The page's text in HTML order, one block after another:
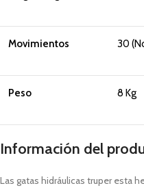
Movimientos 30
Peso 8 Kg
Información del
Las gatas hidráulicas truper esta